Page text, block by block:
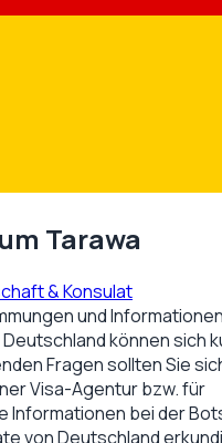
Tarawa
& Konsulat
und
Deutschlandkönnen sich
Fragen sollten Sie
Visa-Agentur bzw. für
Informationen bei der
vonDeutschland